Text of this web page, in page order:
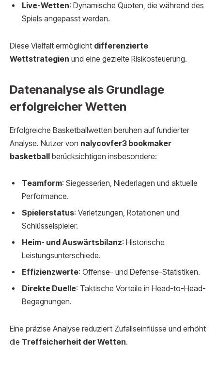
Live-Wetten: Dynamische Quoten, die während des
Spiels angepasst werden.
Diese Vielfalt ermöglicht differenzierte
Wettstrategien und eine gezielte Risikosteuerung.
Datenanalyse als Grundlage
erfolgreicher Wetten
Erfolgreiche Basketballwetten beruhen auf fundierter
Analyse. Nutzer von nalycovfer3 bookmaker
basketball berücksichtigen insbesondere:
Teamform: Siegesserien, Niederlagen und aktuelle
Performance.
Spielerstatus: Verletzungen, Rotationen und
Schlüsselspieler.
Heim- und Auswärtsbilanz: Historische
Leistungsunterschiede.
Effizienzwerte: Offense- und Defense-Statistiken.
Direkte Duelle: Taktische Vorteile in Head-to-Head-
Begegnungen.
Eine präzise Analyse reduziert Zufallseinflüsse und erhöht
die Treffsicherheit der Wetten.